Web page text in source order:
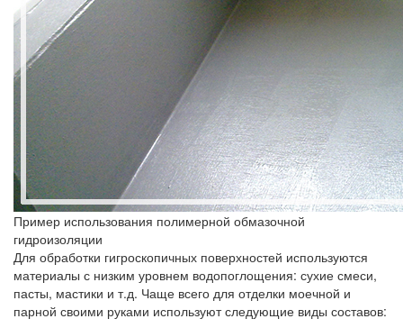
Пример использования полимерной обмазочной
гидроизоляции
Для обработки гигроскопичных поверхностей используются
материалы с низким уровнем водопоглощения: сухие смеси,
пасты, мастики и т.д. Чаще всего для отделки моечной и
парной своими руками используют следующие виды составов: